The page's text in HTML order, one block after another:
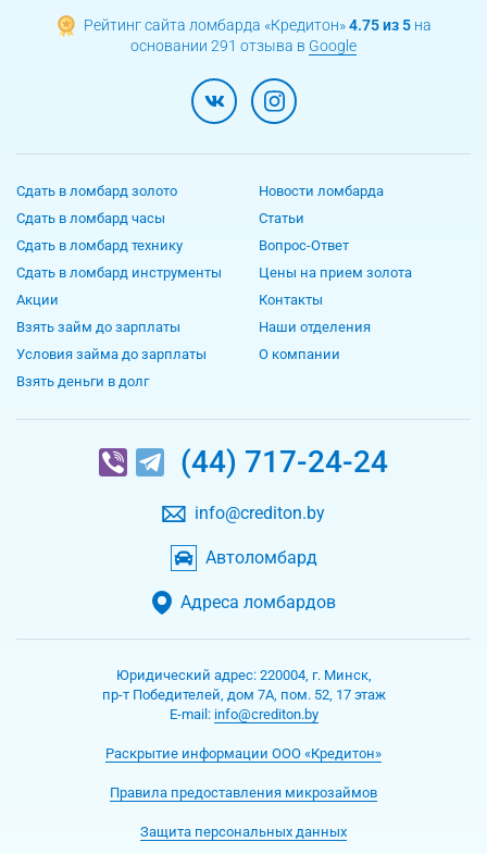
Рейтинг сайта ломбарда «Кредитон»4.75 из 5 на
основании 291 отзыва в Google
Сдать в ломбард золото
Сдать в ломбард часы
Сдать в ломбард технику
Сдать в ломбард инструменты
Акции
Взять займ до зарплаты
Условия займа до зарплаты
Взять деньги в долг
Новости ломбарда
Статьи
Вопрос-Ответ
Цены на прием золота
Контакты
Наши отделения
О компании
(44) 717-24-24
info@crediton.by
Автоломбард
Адреса ломбардов
Юридический адрес: 220004, г. Минск,
пр-т Победителей, дом 7А, пом. 52, 17 этаж
Е-mаil: info@crediton.by
Раскрытие информации ООО «Кредитон»
Правила предоставления микрозаймов
Защита персональных данных